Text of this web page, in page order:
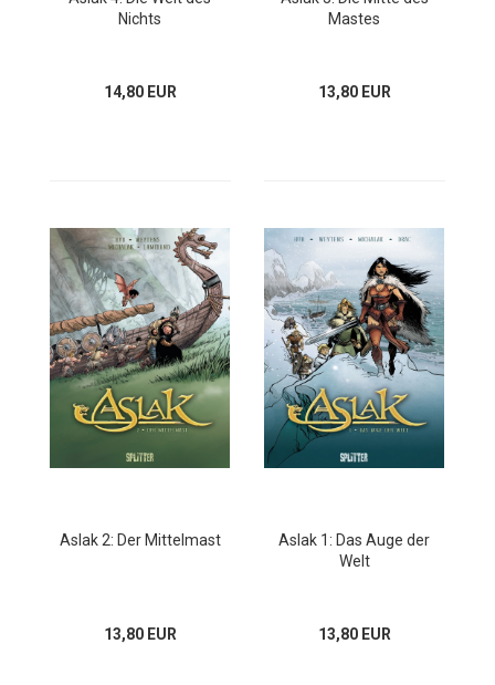
Nichts
14,80 EUR
Mastes
13,80 EUR
Aslak 2: Der Mittelmast
13,80 EUR
Aslak 1: Das Auge der
Welt
13,80 EUR